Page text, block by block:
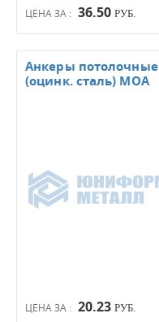
ЦЕНА ЗА : 36.50 РУБ.
ЦЕНА ЗА : 20.23 РУБ.
Анкеры потолочные
(оцинк. сталь) МОА